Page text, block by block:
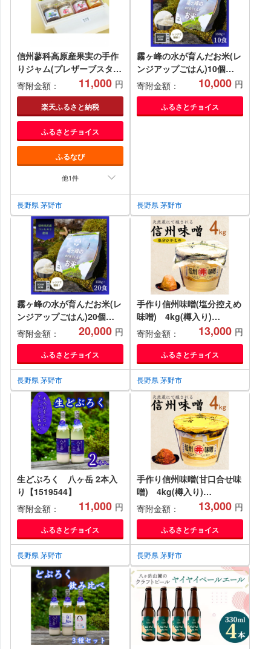
信州蓼科高原産果実の手作
りジャム(プレザーブスタイ
ル)70g入り4種類詰め合わ
せ【1430785】
寄附金額： 11,000 円
楽天ふるさと納税
ふるさとチョイス
ふるなび
他1件
長野県 茅野市
霧ヶ峰の水が育んだお米(レ
ンジアップごはん)10個
【1492421】
寄附金額： 10,000 円
ふるさとチョイス
長野県 茅野市
霧ヶ峰の水が育んだお米(レ
ンジアップごはん)20個
【1492423】
寄附金額： 20,000 円
ふるさとチョイス
長野県 茅野市
手作り信州味噌(塩分控えめ
味噌) 4kg(樽入り)
【1519546】
寄附金額： 13,000 円
ふるさとチョイス
長野県 茅野市
生どぶろく 八ヶ岳 2本入
り【1519544】
寄附金額：
11,000 円
ふるさとチョイス
長野県 茅野市
手作り信州味噌(甘口合せ味
噌) 4kg(樽入り)
【1519543】
寄附金額： 13,000 円
ふるさとチョイス
長野県 茅野市